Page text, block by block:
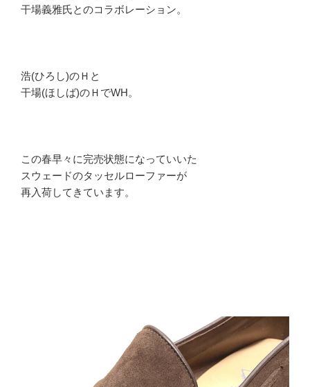
干場義雅氏とのコラボレーション。
浩(ひろし)のＨと
干場(ほしば)のＨでWH。
この春早々に完売状態になっていいた
スウェードのタッセルローファーが
再入荷してきています。